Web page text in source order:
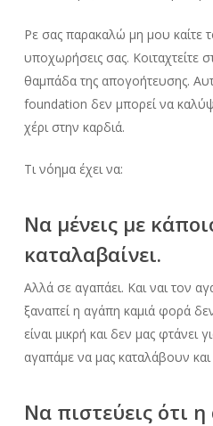
Ρε σας παρακαλώ μη μου καίτε
υποχωρήσεις σας. Κοιταχτείτε
θαμπάδα της απογοήτευσης.
foundation δεν μπορεί να
χέρι στην καρδιά.
Τι νόημα έχει να:
Να μένεις με
καταλαβαίνει.
Αλλά σε αγαπάει. Και ναι τον
ξαναπεί η αγάπη καμιά φορά
είναι μικρή και δεν μας
αγαπάμε να μας καταλάβουν
Να πιστεύεις ότι